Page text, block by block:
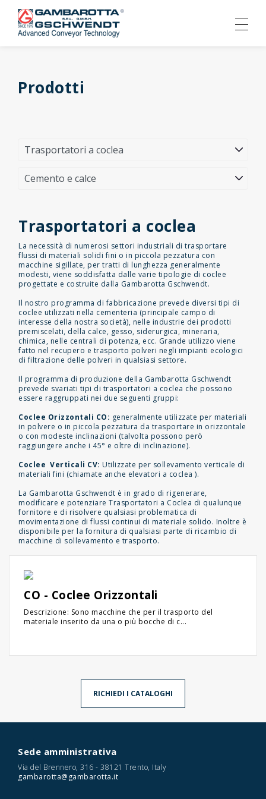
Prodotti
Trasportatori a coclea
La necessità di numerosi settori industriali di trasportare
flussi di materiali solidi fini o in piccola pezzatura con
macchine sigillate, per tratti di lunghezza generalmente
modesti, viene soddisfatta dalle varie tipologie di coclee
progettate e costruite dalla Gambarotta Gschwendt.
Il nostro programma di fabbricazione prevede diversi tipi di
coclee utilizzati nella cementeria (principale campo di
interesse della nostra società), nelle industrie dei prodotti
premiscelati, della calce, gesso, siderurgica, mineraria,
chimica, nelle centrali di potenza, ecc. Grande utilizzo viene
fatto nel recupero e trasporto polveri negli impianti ecologici
di filtrazione delle polveri in qualsiasi settore.
Il programma di produzione della Gambarotta Gschwendt
prevede svariati tipi di trasportatori a coclea che possono
essere raggruppati nei due seguenti gruppi:
Coclee Orizzontali CO: generalmente utilizzate per materiali
in polvere o in piccola pezzatura da trasportare in orizzontale
o con modeste inclinazioni (talvolta possono però
raggiungere anche i 45° e oltre di inclinazione).
Coclee Verticali CV: Utilizzate per sollevamento verticale di
materiali fini (chiamate anche elevatori a coclea ).
La Gambarotta Gschwendt è in grado di rigenerare,
modificare e potenziare Trasportatori a Coclea di qualunque
fornitore e di risolvere qualsiasi problematica di
movimentazione di flussi continui di materiale solido. Inoltre è
disponibile per la fornitura di qualsiasi parte di ricambio di
macchine di sollevamento e trasporto.
CO - Coclee Orizzontali
Descrizione: Sono macchine che per il trasporto del
materiale inserito da una o più bocche di c...
RICHIEDI I CATALOGHI
Sede amministrativa
Via del Brennero, 316 - 38121 Trento, Italy
gambarotta@gambarotta.it